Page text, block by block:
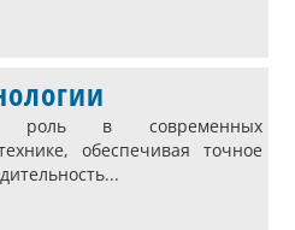
роль в современных
обеспечивая точное